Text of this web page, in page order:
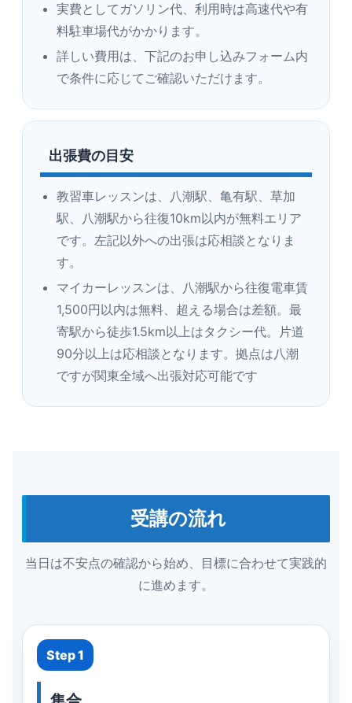
実費としてガソリン代、利用時は高速代や有
料駐車場代がかかります。
詳しい費用は、下記のお申し込みフォーム内
で条件に応じてご確認いただけます。
出張費の目安
教習車レッスンは、八潮駅、亀有駅、草加
駅、八潮駅から往復10km以内が無料エリア
です。左記以外への出張は応相談となりま
す。
マイカーレッスンは、八潮駅から往復電車賃
1,500円以内は無料、超える場合は差額。最
寄駅から徒歩1.5km以上はタクシー代。片道
90分以上は応相談となります。拠点は八潮
ですが関東全域へ出張対応可能です
受講の流れ
当日は不安点の確認から始め、目標に合わせて実践的
に進めます。
Step 1